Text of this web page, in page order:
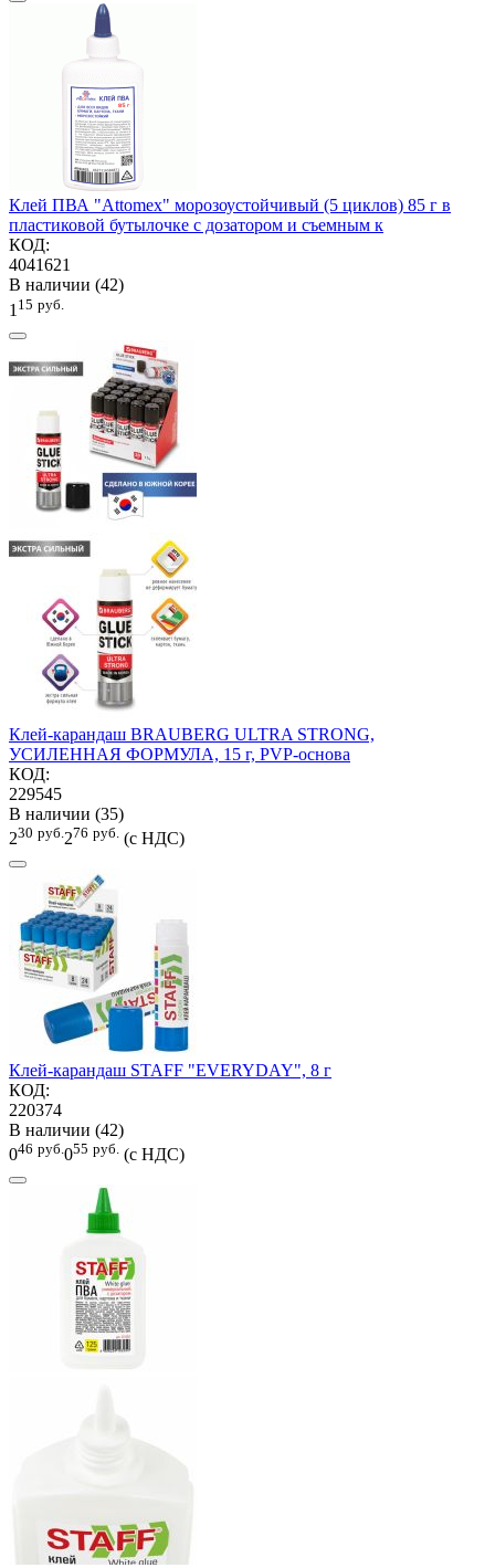
Клей ПВА "Attomex" морозоустойчивый (5 циклов) 85 г в
пластиковой бутылочке с дозатором и съемным к
КОД:
4041621
В наличии (42)
1 15 руб.
Клей-карандаш BRAUBERG ULTRA STRONG,
УСИЛЕННАЯ ФОРМУЛА, 15 г, PVP-основа
КОД:
229545
В наличии (35)
230 руб. 276 руб. (с НДС)
Клей-карандаш STAFF "EVERYDAY", 8 г
КОД:
220374
В наличии (42)
046 руб.055 руб. (с НДС)